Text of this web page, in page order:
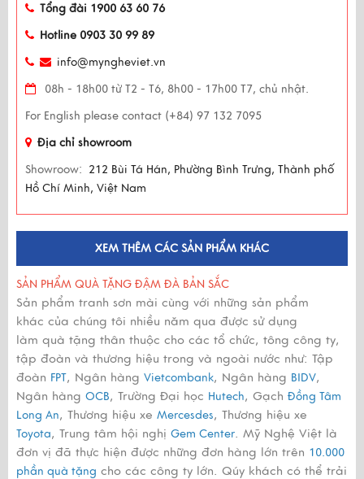
Tổng đài 1900 63 60 76
Hotline 0903 30 99 89
info@myngheviet.vn
08h - 18h00 từ T2 - T6, 8h00 - 17h00 T7, chủ nhật.
For English please contact (+84) 97 132 7095
Địa chỉ showroom
Showroow: 212 Bùi Tá Hán, Phường Bình Trưng, Thành phố
Hồ Chí Minh, Việt Nam
XEM THÊM CÁC SẢN PHẨM KHÁC
SẢN PHẨM QUÀ TẶNG ĐẬM ĐÀ BẢN SẮC
Sản phẩm tranh sơn mài cùng với những sản phẩm
khác của chúng tôi nhiều năm qua được sử dụng
làm quà tặng thân thuộc cho các tổ chức, tông công ty,
tập đoàn và thương hiệu trong và ngoài nước như: Tập
đoàn FPT, Ngân hàng Vietcombank, Ngân hàng BIDV,
Ngân hàng OCB, Trường Đại học Hutech, Gạch Đồng Tâm
Long An, Thương hiệu xe Mercesdes, Thương hiệu xe
Toyota, Trung tâm hội nghị Gem Center. Mỹ Nghệ Việt là
đơn vị đã thực hiện được những đơn hàng lớn trên 10.000
phần quà tặng cho các công ty lớn. Qúy khách có thể trải